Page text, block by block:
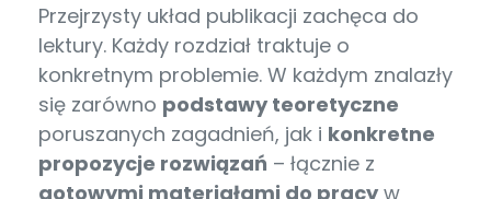
Przejrzysty układ publikacji zachęca do
lektury. Każdy rozdział traktuje o
konkretnym problemie. W każdym znalazły
się zarówno podstawy teoretyczne
poruszanych zagadnień, jak i konkretne
propozycje rozwiązań – łącznie z
gotowymi materiałami do pracyw